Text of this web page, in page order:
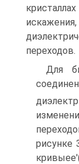
переходов.
Для
рисунке